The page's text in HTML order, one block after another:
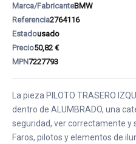
Marca/FabricanteBMW
Referencia2764116
Estadousado
Precio50,82 €
MPN7227793
La pieza PILOTO TRASERO
dentro de ALUMBRADO, una
seguridad, ver correctamente y
Faros, pilotos y elementos de